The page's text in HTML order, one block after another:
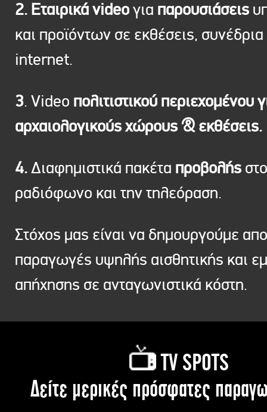
2. Εταιρικά videoγια παρουσιάσεις
και προϊόντων σε εκθέσεις, συνέδρια
internet.
3. Video πολιτιστικού περιεχομένου
αρχαιολογικούς χώρους & εκθέσεις.
4.Διαφημιστικά πακέτα προβολής στο
ραδιόφωνο και την τηλεόραση.
Στόχος μας είναι να δημουργούμε
παραγωγές υψηλής αισθητικής και
απήχησης σε ανταγωνιστικά κόστη.
TV SPOTS
Δείτε μερικές πρόσφατες